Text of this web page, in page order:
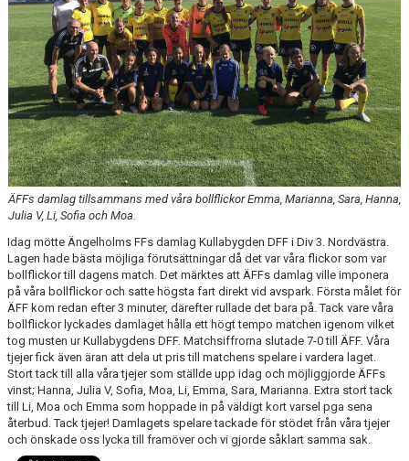
ÄFFs damlag tillsammans med våra bollflickor Emma, Marianna, Sara, Hanna,
Julia V, Li, Sofia och Moa.
Idag mötte Ängelholms FFs damlag Kullabygden DFF i Div 3. Nordvästra.
Lagen hade bästa möjliga förutsättningar då det var våra flickor som var
bollflickor till dagens match. Det märktes att ÄFFs damlag ville imponera
på våra bollflickor och satte högsta fart direkt vid avspark. Första målet för
ÄFF kom redan efter 3 minuter, därefter rullade det bara på. Tack vare våra
bollflickor lyckades damlaget hålla ett högt tempo matchen igenom vilket
tog musten ur Kullabygdens DFF. Matchsiffrorna slutade 7-0 till ÄFF. Våra
tjejer fick även äran att dela ut pris till matchens spelare i vardera laget.
Stort tack till alla våra tjejer som ställde upp idag och möjliggjorde ÄFFs
vinst; Hanna, Julia V, Sofia, Moa, Li, Emma, Sara, Marianna. Extra stort tack
till Li, Moa och Emma som hoppade in på väldigt kort varsel pga sena
återbud. Tack tjejer! Damlagets spelare tackade för stödet från våra tjejer
och önskade oss lycka till framöver och vi gjorde såklart samma sak.